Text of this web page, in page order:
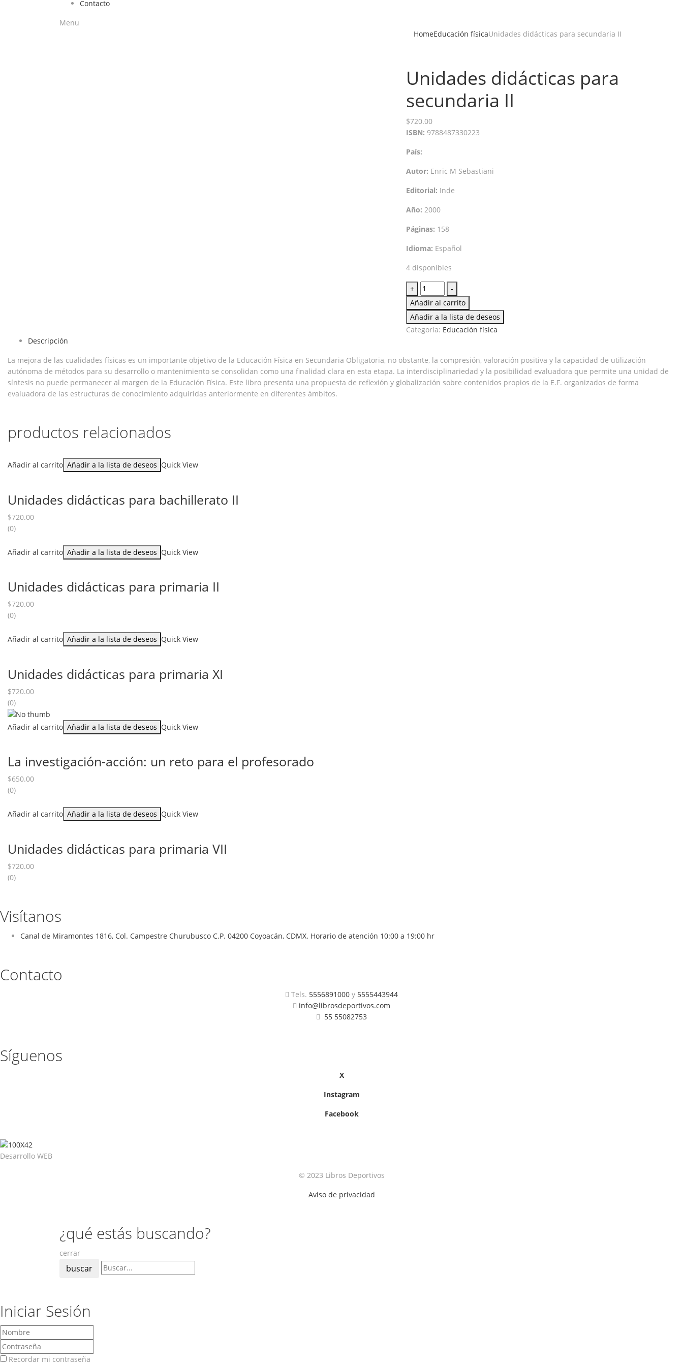
Contacto
Menu
HomeEducación físicaUnidades didácticas para secundaria II
Unidades didácticas para
secundaria II
$720.00
ISBN: 9788487330223
País:
Autor: Enric M Sebastiani
Editorial: Inde
Año: 2000
Páginas: 158
Idioma: Español
4 disponibles
+
Unidades
didácticas
para
secundaria
II
-
Añadir al carrito
Añadir a la lista de deseos
Categoría: Educación física
Descripción
La mejora de las cualidades físicas es un importante objetivo de la Educación Física en Secundaria Obligatoria, no obstante, la compresión, valoración positiva y la capacidad de utilización
autónoma de métodos para su desarrollo o mantenimiento se consolidan como una finalidad clara en esta etapa. La interdisciplinariedad y la posibilidad evaluadora que permite una unidad de
síntesis no puede permanecer al margen de la Educación Física. Este libro presenta una propuesta de reflexión y globalización sobre contenidos propios de la E.F. organizados de forma
evaluadora de las estructuras de conocimiento adquiridas anteriormente en diferentes ámbitos.
productos relacionados
Añadir al carrito Añadir a la lista de deseos Quick View
Unidades didácticas para bachillerato II
$720.00
(0)
Añadir al carrito Añadir a la lista de deseos Quick View
Unidades didácticas para primaria II
$720.00
(0)
Añadir al carrito Añadir a la lista de deseos Quick View
Unidades didácticas para primaria XI
$720.00
(0)
Añadir al carrito Añadir a la lista de deseos Quick View
La investigación-acción: un reto para el profesorado
$650.00
(0)
Añadir al carrito Añadir a la lista de deseos Quick View
Unidades didácticas para primaria VII
$720.00
(0)
Visítanos
Canal de Miramontes 1816, Col. Campestre Churubusco C.P. 04200 Coyoacán, CDMX. Horario de atención 10:00 a 19:00 hr
Contacto
Tels. 5556891000 y 5555443944
info@librosdeportivos.com
55 55082753
Síguenos
X
Instagram
Facebook
Desarrollo WEB
© 2023 Libros Deportivos
Aviso de privacidad
¿qué estás buscando?
cerrar
buscar
Iniciar Sesión
Recordar mi contraseña